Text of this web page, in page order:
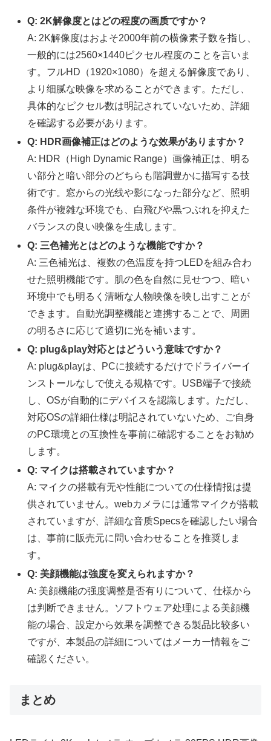
Q: 2K解像度とはどの程度の画质ですか？
A: 2K解像度はおよそ2000年前の横像素子数を指し、
一般的には2560×1440ピクセル程度のことを言いま
す。フルHD（1920×1080）を超える解像度であり、
より细腻な映像を求めることができます。ただし、
具体的なピクセル数は明記されていないため、詳細
を確認する必要があります。
Q: HDR画像補正はどのような效果がありますか？
A: HDR（High Dynamic Range）画像補正は、明る
い部分と暗い部分のどちらも階調豊かに描写する技
術です。窓からの光线や影になった部分など、照明
条件が複雑な环境でも、白飛びや黒つぶれを抑えた
バランスの良い映像を生成します。
Q: 三色補光とはどのような機能ですか？
A: 三色補光は、複数の色温度を持つLEDを組み合わ
せた照明機能です。肌の色を自然に見せつつ、暗い
环境中でも明るく清晰な人物映像を映し出すことが
できます。自動光調整機能と連携することで、周囲
の明るさに応じて適切に光を補います。
Q: plug&play対応とはどういう意味ですか？
A: plug&playは、PCに接続するだけでドライバーイ
ンストールなしで使える规格です。USB端子で接続
し、OSが自動的にデバイスを認識します。ただし、
対応OSの詳細仕様は明記されていないため、ご自身
のPC環境との互換性を事前に確認することをお勧め
します。
Q: マイクは搭載されていますか？
A: マイクの搭載有无や性能についての仕様情报は提
供されていません。webカメラには通常マイクが搭載
されていますが、詳細な音质Specsを確認したい場合
は、事前に販売元に問い合わせることを推奨しま
す。
Q: 美顔機能は強度を変えられますか？
A: 美顔機能の强度调整是否有りについて、仕様から
は判断できません。ソフトウェア处理による美顔機
能の場合、設定から效果を調整できる製品比较多い
ですが、本製品の詳細についてはメーカー情報をご
確認ください。
まとめ